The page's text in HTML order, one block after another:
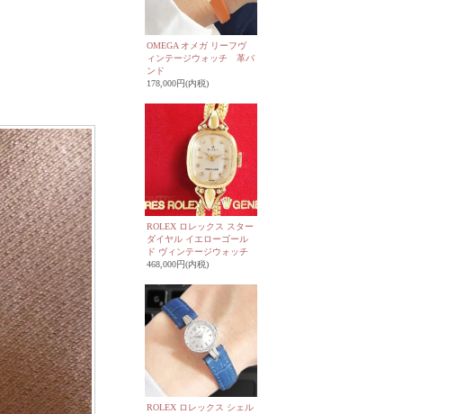
OMEGA オメガ リーフヴ
ィンテージウォッチ 革バ
ンド
178,000円(内税)
ROLEX ロレックス スター
ダイヤル イエローゴール
ド ヴィンテージウォッチ
468,000円(内税)
ROLEX ロレックス シェル